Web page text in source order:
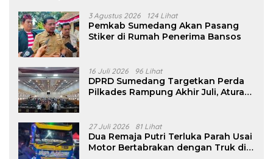
3 Agustus 2026 124 Lihat
Pemkab Sumedang Akan Pasang
Stiker di Rumah Penerima Bansos
16 Juli 2026 96 Lihat
DPRD Sumedang Targetkan Perda
Pilkades Rampung Akhir Juli, Aturan
27 Juli 2026 81 Lihat
Dua Remaja Putri Terluka Parah Usai
Motor Bertabrakan dengan Truk di